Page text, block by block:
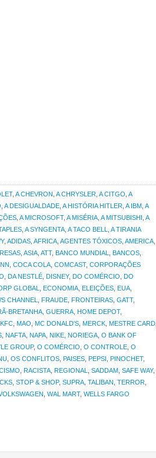
, A CHEVRON A CHRYSLER A CITGO A
A DESIGUALDADE A HISTÓRIA HITLER A IBM A
A MICROSOFT, A MISÉRIA A MITSUBISHI A
A SYNGENTA A TACO BELL
A TIRANIA
, ADIDAS AFRICA AGENTES TÓXICOS AMERICA
ASIA ATT, BANCO MUNDIAL BANCOS
COCA COLA COMCAST, CORPORAÇÕES
DA NESTLÉ DISNEY, DO COMÉRCIO DO
GLOBAL ECONOMIA ELEIÇÕES EUA
CHANNEL FRAUDE FRONTEIRAS GATT,
BRETANHA GUERRA HOME DEPOT,
KFC MAO MC DONALD'S MERCK MESTRE CARD
NAFTA NAPA NIKE NORIEGA O BANK OF
GROUP, O COMÉRCIO O CONTROLE O
OS CONFLITOS PAISES PEPSI PINOCHET,
RACISTA REGIONAL SADDAM SAFE WAY,
STOP & SHOP, SUPRA TALIBAN TERROR
WAL MART, WELLS FARGO